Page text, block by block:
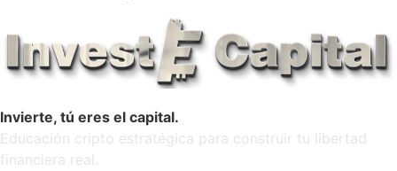
Invierte, tú eres el capital.
Educación cripto estratégica para construir tu libertad
financiera real.